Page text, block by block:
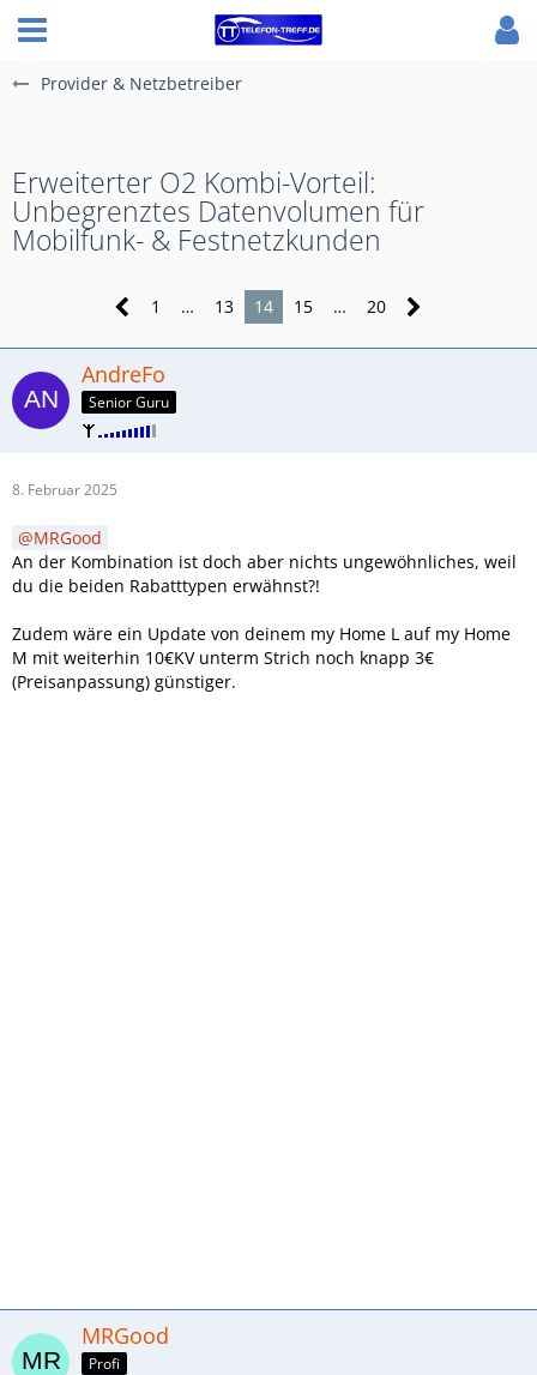
Provider & Netzbetreiber
Erweiterter O2 Kombi-Vorteil:
Unbegrenztes Datenvolumen für
Mobilfunk- & Festnetzkunden
1 … 13 14 15 … 20
AndreFo
Senior Guru
8. Februar 2025
MRGood
An der Kombination ist doch aber nichts ungewöhnliches, weil
du die beiden Rabatttypen erwähnst?!
Zudem wäre ein Update von deinem my Home L auf my Home
M mit weiterhin 10€KV unterm Strich noch knapp 3€
(Preisanpassung) günstiger.
MRGood
Profi